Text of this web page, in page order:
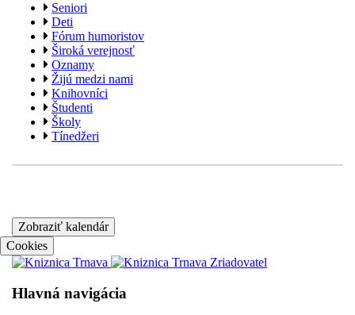
Seniori
Deti
Fórum humoristov
Široká verejnosť
Oznamy
Žijú medzi nami
Knihovníci
Študenti
Školy
Tínedžeri
Zobraziť kalendár
Cookies
Hlavná navigácia